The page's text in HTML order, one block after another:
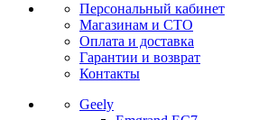
Персональный кабинет
Магазинам и СТО
Оплата и доставка
Гарантии и возврат
Контакты
Geely